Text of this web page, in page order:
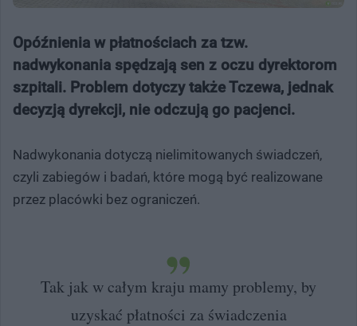
Opóźnienia w płatnościach za tzw.
nadwykonania spędzają sen z oczu dyrektorom
szpitali. Problem dotyczy także Tczewa, jednak
decyzją dyrekcji, nie odczują go pacjenci.
Nadwykonania dotyczą nielimitowanych świadczeń,
czyli zabiegów i badań, które mogą być realizowane
przez placówki bez ograniczeń.
Tak jak w całym kraju mamy problemy, by
uzyskać płatności za świadczenia